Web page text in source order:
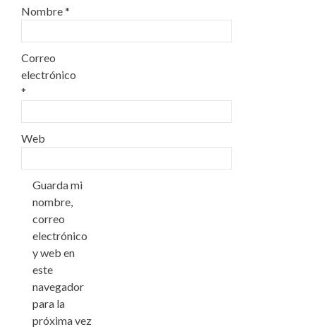
Nombre*
Correo
electrónico
*
Web
Guarda mi
nombre,
correo
electrónico
y web en
este
navegador
para la
próxima vez